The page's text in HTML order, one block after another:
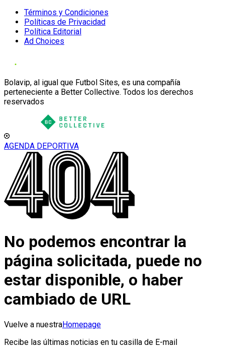
Términos y Condiciones
Políticas de Privacidad
Política Editorial
Ad Choices
Bolavip, al igual que Futbol Sites, es una compañía
perteneciente a Better Collective. Todos los derechos
reservados
AGENDA DEPORTIVA
No podemos encontrar la
página solicitada, puede no
estar disponible, o haber
cambiado de URL
Vuelve a nuestraHomepage
Recibe las últimas noticias en tu casilla de E-mail